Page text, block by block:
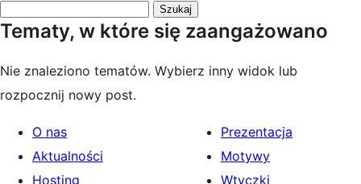
tematy:
Tematy, w które się zaangażowano
Nie znaleziono tematów. Wybierz inny widok lub
rozpocznij nowy post.
O nas
Aktualności
Hosting
Prezentacja
Motywy
Wtyczki